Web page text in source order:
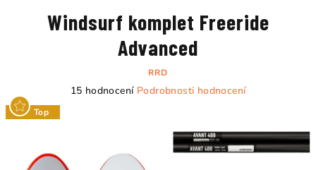
košík
Windsurf komplet Freeride
Advanced
RRD
Průměrné
15 hodnocení Podrobnosti hodnocení
Top